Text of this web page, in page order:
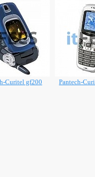
Curitel gf200 Pantech-